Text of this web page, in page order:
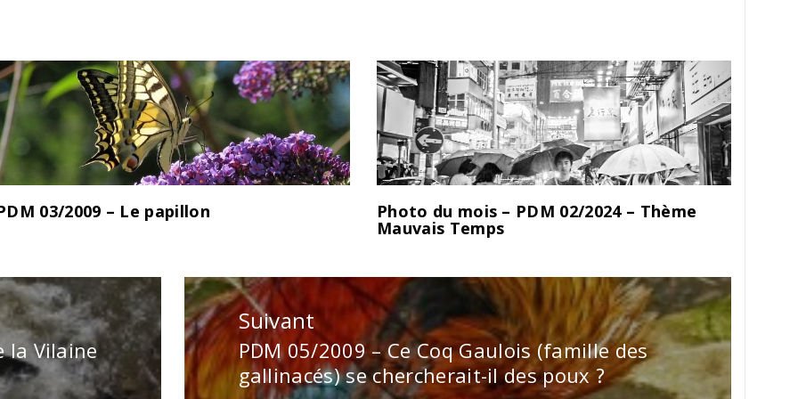
03/2009 – Le papillon Photo du mois – PDM 02/2024 – Thème
Mauvais Temps
la Vilaine
Suivant
Publication
suivante
PDM 05/2009 – Ce Coq Gaulois (famille des
gallinacés) se chercherait-il des poux ?